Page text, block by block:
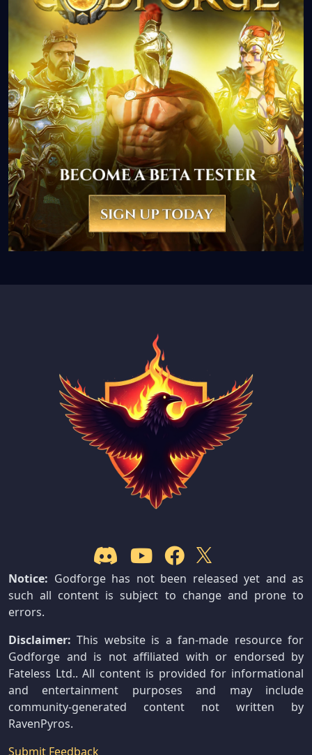
Notice: Godforge has not been released yet and as
such all content is subject to change and prone to
errors.
Disclaimer: This website is a fan-made resource for
Godforge and is not affiliated with or endorsed by
Fateless Ltd.. All content is provided for informational
and entertainment purposes and may include
community-generated content not written by
RavenPyros.
Submit Feedback